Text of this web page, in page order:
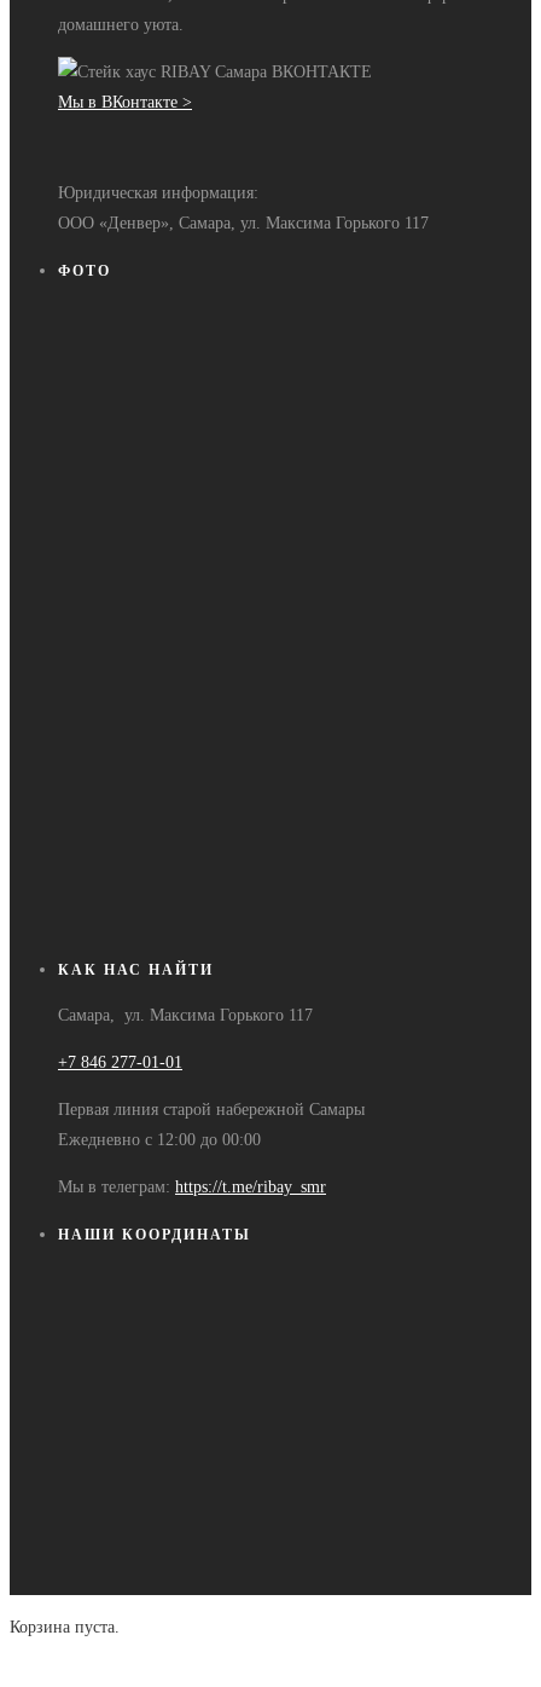
домашнего уюта.
Мы в ВКонтакте >
Юридическая информация:
ООО «Денвер», Самара, ул. Максима Горького 117
ФОТО
КАК НАС НАЙТИ
Самара, ул. Максима Горького 117
+7 846 277-01-01
Первая линия старой набережной Самары
Ежедневно с 12:00 до 00:00
Мы в телеграм: https://t.me/ribay_smr
НАШИ КООРДИНАТЫ
Корзина пуста.